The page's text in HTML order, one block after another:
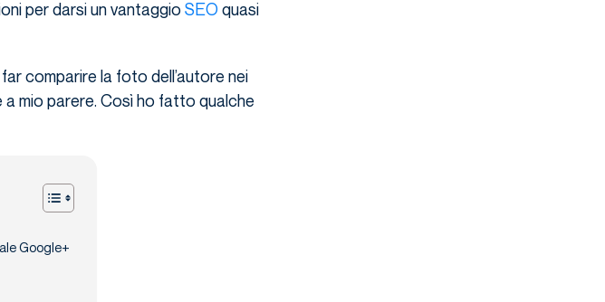
per darsi un vantaggio SEO quasi
comparire la foto dell’autore nei
mio parere. Così ho fatto qualche
Google+